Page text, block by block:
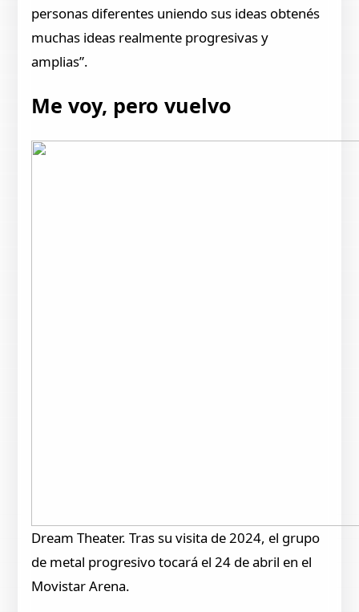
personas diferentes uniendo sus ideas obtenés
muchas ideas realmente progresivas y
amplias”.
Me voy, pero vuelvo
Dream Theater. Tras su visita de 2024, el grupo
de metal progresivo tocará el 24 de abril en el
Movistar Arena.